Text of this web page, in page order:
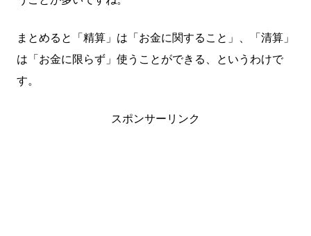
まとめると「精算」は「お金に関すること」、「清算」
は「お金に限らず」使うことができる、というわけで
す。
スポンサーリンク